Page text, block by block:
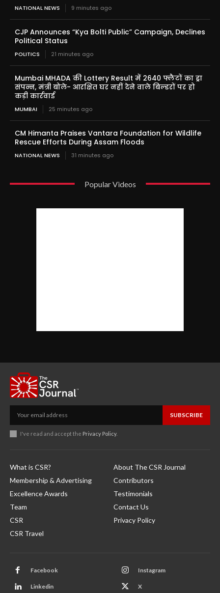
NATIONAL NEWS 9 minutes ago
CJP Announces “Kya Bolti Public” Campaign, Declines
Political Status
POLITICS 21 minutes ago
Mumbai MHADA की Lottery Result में 2640 फ्लैटों का ड्रा
संपन्न, मंत्री बोले- आरक्षित घर नहीं देने वाले बिल्डरों पर हो
कड़ी कार्रवाई
MUMBAI 25 minutes ago
CM Himanta Praises Vantara Foundation for Wildlife
Rescue Efforts During Assam Floods
NATIONAL NEWS 31 minutes ago
Popular Videos
SUBSCRIBE
I've read and accept the Privacy Policy.
What is CSR?
Membership & Advertising
Excellence Awards
Team
CSR
CSR Travel
About The CSR Journal
Contributors
Testimonials
Contact Us
Privacy Policy
Facebook Instagram
Linkedin X